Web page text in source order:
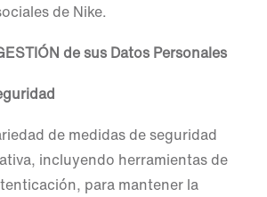
de Nike.
de sus Datos Personales
de medidas de seguridad
incluyendo herramientas de
para mantener la